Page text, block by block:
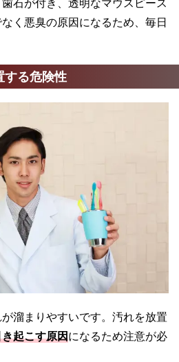
く悪臭の原因になるため、毎日
する危険性
溜まりやすいです。汚れを放置
起こす原因になるため注意が必